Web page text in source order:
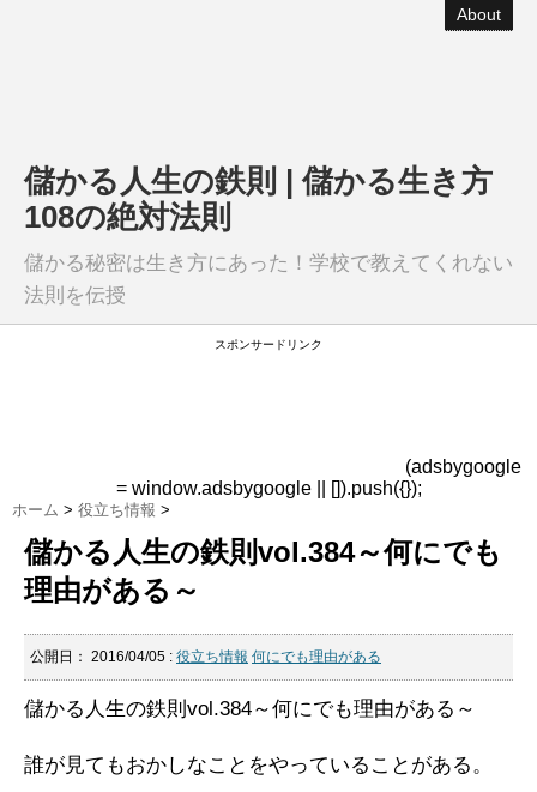
About
儲かる人生の鉄則 | 儲かる生き方
108の絶対法則
儲かる秘密は生き方にあった！学校で教えてくれない
法則を伝授
スポンサードリンク
(adsbygoogle
= window.adsbygoogle || []).push({});
ホーム > 役立ち情報 >
儲かる人生の鉄則vol.384～何にでも
理由がある～
公開日： 2016/04/05 : 役立ち情報 何にでも理由がある
儲かる人生の鉄則vol.384～何にでも理由がある～
誰が見てもおかしなことをやっていることがある。